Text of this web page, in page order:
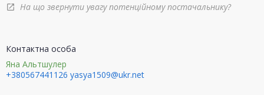
open_in_new На що звернути увагу потенційному постачальнику?
Контактна особа
Яна Альтшулер
+380567441126 yasya1509@ukr.net